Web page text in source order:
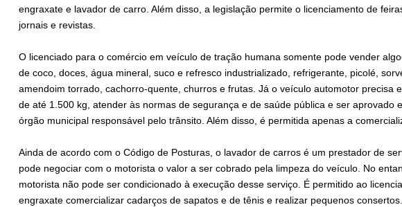
engraxate e lavador de carro. Além disso, a legislação permite o licenciamento de
jornais e revistas.
O licenciado para o comércio em veículo de tração humana somente pode vender
de coco, doces, água mineral, suco e refresco industrializado, refrigerante, picolé,
amendoim torrado, cachorro-quente, churros e frutas. Já o veículo automotor precisa
de até 1.500 kg, atender às normas de segurança e de saúde pública e ser aprovado
órgão municipal responsável pelo trânsito. Além disso, é permitida apenas a
Ainda de acordo com o Código de Posturas, o lavador de carros é um prestador de
pode negociar com o motorista o valor a ser cobrado pela limpeza do veículo. No
motorista não pode ser condicionado à execução desse serviço. É permitido ao
engraxate comercializar cadarços de sapatos e de tênis e realizar pequenos